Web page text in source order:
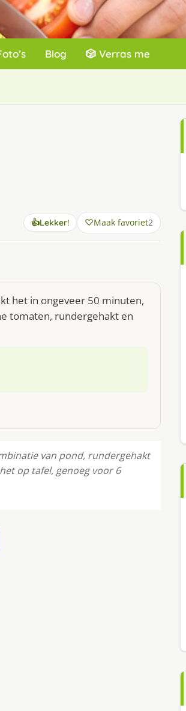
Blog 🎲 Verras me
👍Lekker! Maak favoriet2
het in ongeveer 50 minuten,
tomaten, rundergehakt en
van pond, rundergehakt
op tafel, genoeg voor 6